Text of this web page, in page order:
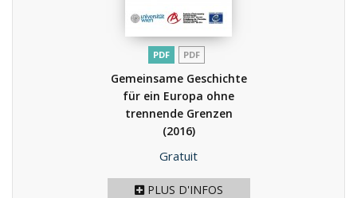
PDF PDF
Gemeinsame Geschichte
für ein Europa ohne
trennende Grenzen
(2016)
Prix
Gratuit
PLUS D'INFOS